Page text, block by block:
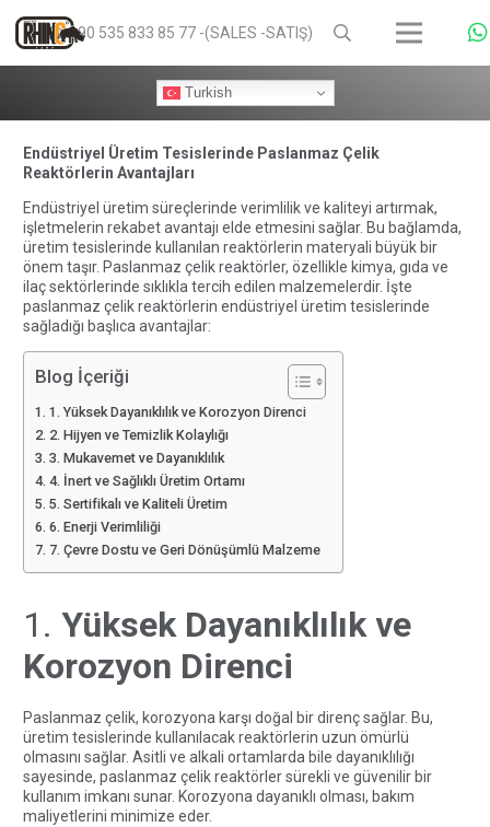
+90 535 833 85 77 -(SALES -SATIŞ)
Turkish
Endüstriyel Üretim Tesislerinde Paslanmaz Çelik
Reaktörlerin Avantajları
Endüstriyel üretim süreçlerinde verimlilik ve kaliteyi artırmak,
işletmelerin rekabet avantajı elde etmesini sağlar. Bu bağlamda,
üretim tesislerinde kullanılan reaktörlerin materyali büyük bir
önem taşır. Paslanmaz çelik reaktörler, özellikle kimya, gıda ve
ilaç sektörlerinde sıklıkla tercih edilen malzemelerdir. İşte
paslanmaz çelik reaktörlerin endüstriyel üretim tesislerinde
sağladığı başlıca avantajlar:
Blog İçeriği
1. Yüksek Dayanıklılık ve Korozyon Direnci
2. Hijyen ve Temizlik Kolaylığı
3. Mukavemet ve Dayanıklılık
4. İnert ve Sağlıklı Üretim Ortamı
5. Sertifikalı ve Kaliteli Üretim
6. Enerji Verimliliği
7. Çevre Dostu ve Geri Dönüşümlü Malzeme
1. Yüksek Dayanıklılık ve
Korozyon Direnci
Paslanmaz çelik, korozyona karşı doğal bir direnç sağlar. Bu,
üretim tesislerinde kullanılacak reaktörlerin uzun ömürlü
olmasını sağlar. Asitli ve alkali ortamlarda bile dayanıklılığı
sayesinde, paslanmaz çelik reaktörler sürekli ve güvenilir bir
kullanım imkanı sunar. Korozyona dayanıklı olması, bakım
maliyetlerini minimize eder.